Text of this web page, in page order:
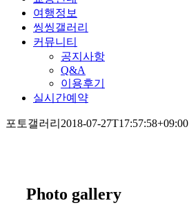
여행정보
씽씽갤러리
커뮤니티
공지사항
Q&A
이용후기
실시간예약
포토갤러리 2018-07-27T17:57:58+09:00
Photo gallery